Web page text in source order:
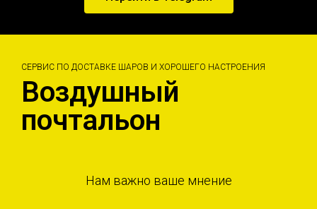
СЕРВИС ПО ДОСТАВКЕ ШАРОВ И ХОРОШЕГО НАСТРОЕНИЯ
Воздушный
почтальон
Нам важно ваше мнение